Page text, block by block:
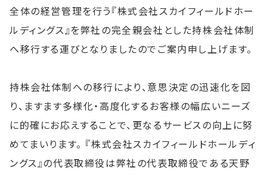
全体の経営管理を行う『株式会社スカイフィールドホー
ルディングス』を弊社の完全親会社とした持株会社体制
へ移行する運びとなりましたのでご案内申し上げます。
持株会社体制への移行により、意思決定の迅速化を図
り、ますます多様化・高度化するお客様の幅広いニーズ
に的確にお応えすることで、更なるサービスの向上に努
めてまいります。 『株式会社スカイフィールドホールディ
ングス』の代表取締役は弊社の代表取締役である天野